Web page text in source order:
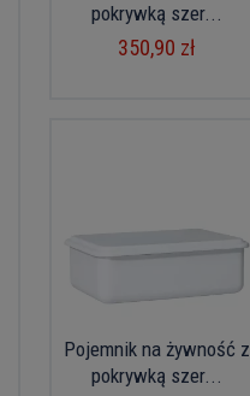
pokrywką szer...
350,90 zł
Pojemnik na żywność z
pokrywką szer...